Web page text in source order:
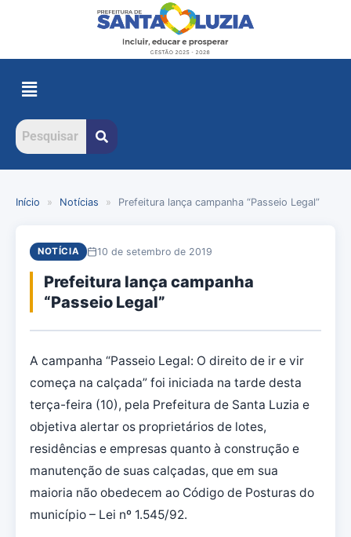
Início » Notícias » Prefeitura lança campanha “Passeio Legal”
NOTÍCIA 10 de setembro de 2019
Prefeitura lança campanha
“Passeio Legal”
A campanha “Passeio Legal: O direito de ir e vir
começa na calçada” foi iniciada na tarde desta
terça-feira (10), pela Prefeitura de Santa Luzia e
objetiva alertar os proprietários de lotes,
residências e empresas quanto à construção e
manutenção de suas calçadas, que em sua
maioria não obedecem ao Código de Posturas do
município – Lei nº 1.545/92.